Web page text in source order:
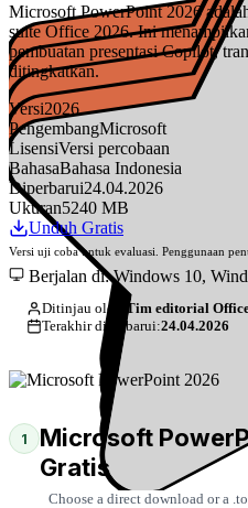
Microsoft PowerPoint 2026
suite Office 2026. Ini
pembuatan presentasi Copilot,
ditingkatkan.
Versi2026
PengembangMicrosoft
LisensiVersi percobaan
BahasaBahasa Indonesia
Diperbarui24.04.2026
Ukuran5240 MB
Unduh Gratis
Versi uji coba untuk evaluasi. Penggunaan
Berjalan di: Windows 10,
Ditinjau oleh:
Tim editorial
Terakhir diperbarui:24.04.2026
1
Microsoft
Gratis
Choose a direct download or a